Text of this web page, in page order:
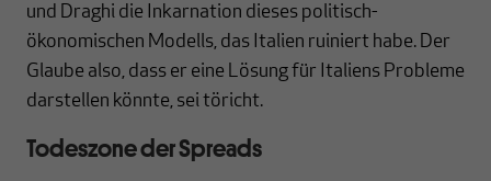
und Draghi die Inkarnation dieses politisch-
ökonomischen Modells, das Italien ruiniert habe. Der
Glaube also, dass er eine Lösung für Italiens Probleme
darstellen könnte, sei töricht.
Todeszone der Spreads